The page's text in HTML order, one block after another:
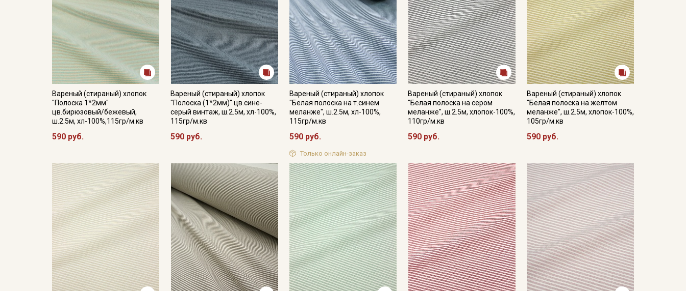
Вареный (стираный) хлопок
"Полоска 1*2мм"
цв.бирюзовый/бежевый,
ш.2.5м, хл-100%,115гр/м.кв
590 руб.
Вареный (стираный) хлопок
"Полоска (1*2мм)" цв.сине-
серый винтаж, ш.2.5м, хл-100%,
115гр/м.кв
590 руб.
Вареный (стираный) хлопок
"Белая полоска на т.синем
меланже", ш.2.5м, хл-100%,
115гр/м.кв
590 руб.
Только онлайн-заказ
Вареный (стираный) хлопок
"Белая полоска на сером
меланже", ш.2.5м, хлопок-100%,
110гр/м.кв
590 руб.
Вареный (стираный) хлопок
"Белая полоска на желтом
меланже", ш.2.5м, хлопок-100%,
105гр/м.кв
590 руб.
Секретная рассылка от
Купава
Мы публикуем здесь дополнительные
промокоды и скидки до 30% на узкие
категории тканей
Электронная почта